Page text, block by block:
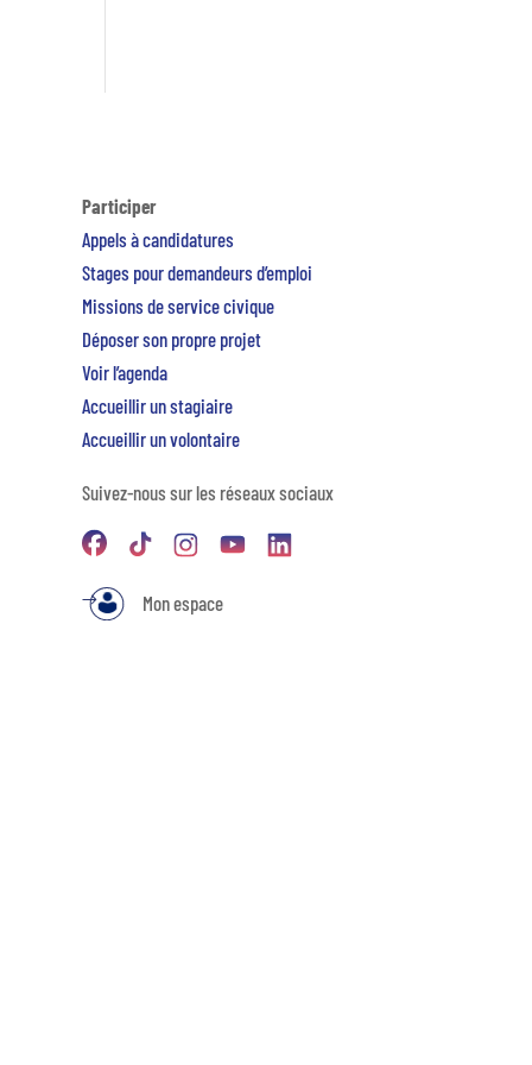
Participer
Appels à candidatures
Stages pour demandeurs d’emploi
Missions de service civique
Déposer son propre projet
Voir l’agenda
Accueillir un stagiaire
Accueillir un volontaire
Suivez-nous sur les réseaux sociaux
Mon espace